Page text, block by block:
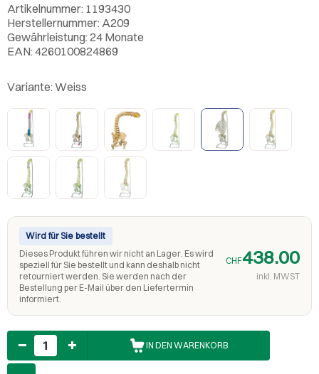
Artikelnummer: 1193430
Herstellernummer: A209
Gewährleistung: 24 Monate
EAN: 4260100824869
Variante: Weiss
Wird für Sie bestellt
Dieses Produkt führen wir nicht an Lager. Es wird
speziell für Sie bestellt und kann deshalb nicht
retourniert werden. Sie werden nach der
Bestellung per E-Mail über den Liefertermin
informiert.
CHF438.00
inkl. MWST
Anzahl
IN DEN WARENKORB